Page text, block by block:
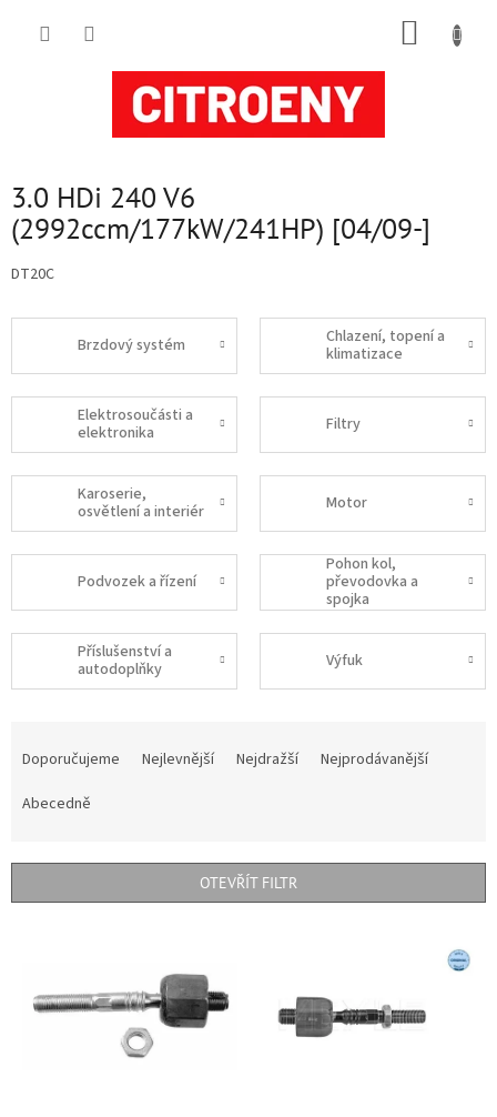
3.0 HDi 240 V6
(2992ccm/177kW/241HP) [04/09-]
DT20C
Brzdový systém
Chlazení, topení a
klimatizace
Elektrosoučásti a
elektronika
Filtry
Karoserie,
osvětlení a interiér
Motor
Podvozek a řízení
Pohon kol,
převodovka a
spojka
Příslušenství a
autodoplňky
Výfuk
r
Doporučujeme Nejlevnější Nejdražší
Nejprodávanější
Abecedně
OTEVŘÍT FILTR